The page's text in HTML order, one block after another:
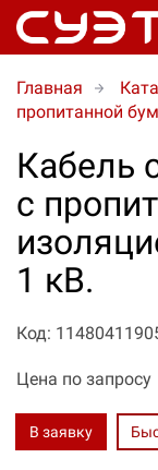
Главная
пропитанной
Кабель
с
1 кВ.
Код:
Цена по запросу
В заявку